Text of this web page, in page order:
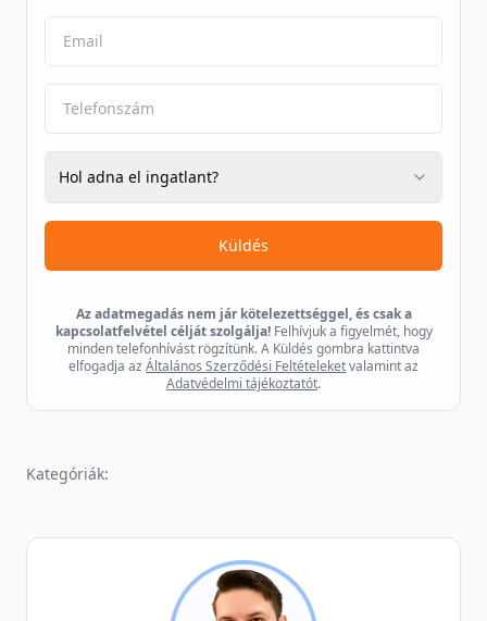
Hol adna el ingatlant?
Küldés
Az adatmegadás nem jár kötelezettséggel, és csak a
kapcsolatfelvétel célját szolgálja! Felhívjuk a figyelmét, hogy
minden telefonhívást rögzítünk. A Küldés gombra kattintva
elfogadja az Általános Szerződési Feltételeketvalamint az
Adatvédelmi tájékoztatót.
Kategóriák: